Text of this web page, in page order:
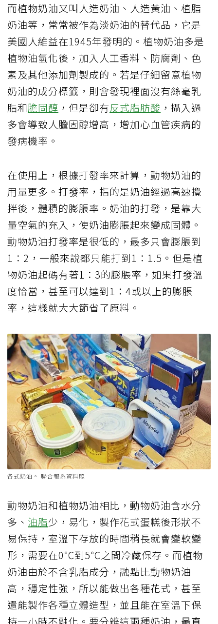
而植物奶油又叫人造奶油、人造黃油、植脂
奶油等，常常被作為淡奶油的替代品，它是
美國人維益在1945年發明的。植物奶油多是
植物油氫化後，加入人工香料、防腐劑、色
素及其他添加劑製成的。若是仔細留意植物
奶油的成分標籤，則會發現裡面沒有絲毫乳
脂和膽固醇 ，但是卻有反式脂肪酸 ，攝入過
多會導致人膽固醇增高，增加心血管疾病的
發病機率。
在使用上，根據打發率來計算，動物奶油的
用量更多。打發率，指的是奶油經過高速攪
拌後，體積的膨脹率。奶油的打發，是靠大
量空氣的充入，使奶油膨脹起來變成固體。
動物奶油打發率是很低的，最多只會膨脹到
1：2，一般來說都只能打到1：1.5。但是植
物奶油起碼有著1：3的膨脹率，如果打發溫
度恰當，甚至可以達到1：4或以上的膨脹
率，這樣就大大節省了原料。
各式奶油。 聯合報系資料照
動物奶油和植物奶油相比，動物奶油含水分
多、 油脂少，易化，製作花式蛋糕後形狀不
易保持，室溫下存放的時間稍長就會變軟變
形，需要在0℃到5℃之間冷藏保存。而植物
奶油由於不含乳脂成分，融點比動物奶油
高，穩定性強，所以能做出各種花式，甚至
還能製作各種立體造型，並且能在室溫下保